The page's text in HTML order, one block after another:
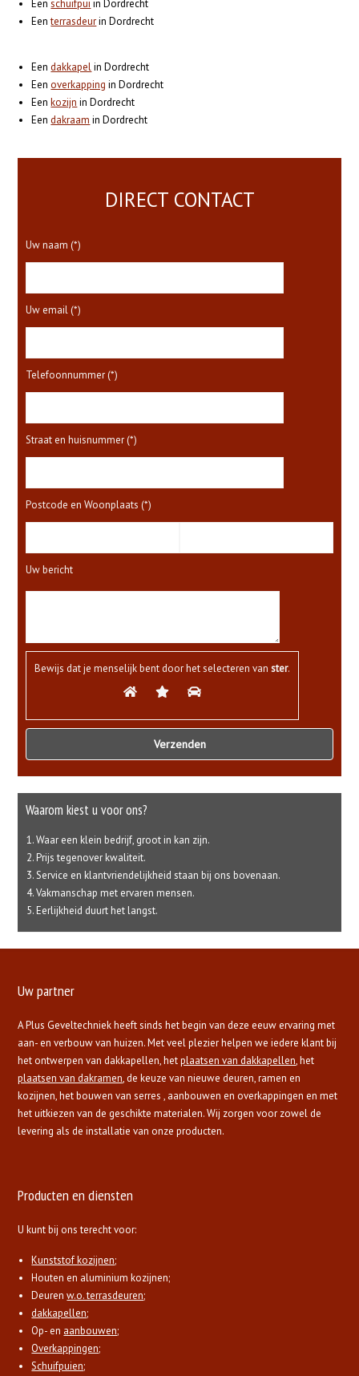
Eenschuifpui in Dordrecht
Eenterrasdeurin Dordrecht
Eendakkapelin Dordrecht
Eenoverkapping in Dordrecht
Eenkozijn in Dordrecht
Eendakraam in Dordrecht
DIRECT CONTACT
Uw naam (*)
Uw email (*)
Telefoonnummer (*)
Straat en huisnummer (*)
Postcode en Woonplaats (*)
Uw bericht
Bewijs dat je menselijk bent door het selecteren van ster.
Waarom kiest u voor ons?
Waar een klein bedrijf, groot in kan zijn.
Prijs tegenover kwaliteit.
Service en klantvriendelijkheid staan bij ons bovenaan.
Vakmanschap met ervaren mensen.
Eerlijkheid duurt het langst.
Uw partner
A Plus Geveltechniek heeft sinds het begin van deze eeuw ervaring met
aan- en verbouw van huizen. Met veel plezier helpen we iedere klant bij
het ontwerpen van dakkapellen, hetplaatsen van dakkapellen, het
plaatsen van dakramen, de keuze van nieuwe deuren, ramen en
kozijnen, het bouwen van serres , aanbouwen en overkappingen en met
het uitkiezen van de geschikte materialen. Wij zorgen voor zowel de
levering als de installatie van onze producten.
Producten en diensten
U kunt bij ons terecht voor:
Kunststof kozijnen;
Houten en aluminium kozijnen;
Deurenw.o. terrasdeuren;
dakkapellen;
Op- en aanbouwen;
Overkappingen;
Schuifpuien;